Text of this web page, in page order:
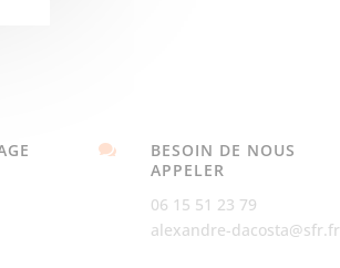

BESOIN DE NOUS
APPELER
06 15 51 23 79
alexandre-dacosta@sfr.fr